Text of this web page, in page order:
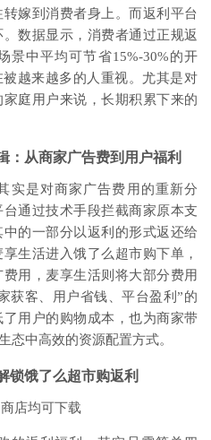
嫁到消费者身上。而返利平台
数据显示，消费者通过正规返
景中平均可节省15%-30%的开
越来越多的人重视。尤其是对
庭用户来说，长期积累下来的
：从商家广告费到用户福利
实是对商家广告费用的重新分
通过技术手段拦截商家原本支
的一部分以返利的形式返还给
生活进入饿了么超市购下单，
用，麦享生活则将大部分费用
获客、用户省钱、平台盈利”的
用户的购物成本，也为商家带
态中高效的资源配置方式。
锁饿了么超市购返利